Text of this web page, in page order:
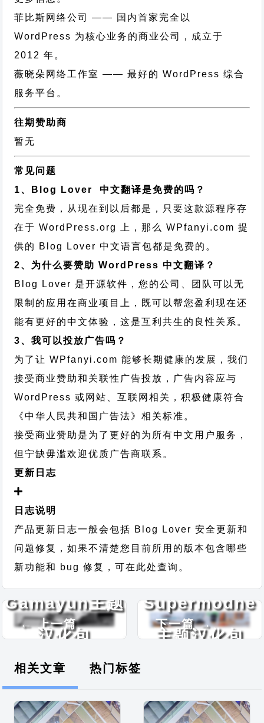
菲比斯网络公司
—— 国内首家完全以
WordPress 为核心业务的商业公司，成立于
2012 年。
薇晓朵网络工作室 —— 最好的 WordPress 综合
服务平台。
往期赞助商
暂无
常见问题
1、Blog Lover 中文翻译是免费的吗？
完全免费，从现在到以后都是，只要这款源程序存
在于 WordPress.org 上，那么 WPfanyi.com 提
供的 Blog Lover 中文语言包都是免费的。
2、为什么要赞助 WordPress 中文翻译？
Blog Lover 是开源软件，您的公司、团队可以无
限制的应用在商业项目上，既可以帮您盈利现在还
能有更好的中文体验，这是互利共生的良性关系。
3、我可以投放广告吗？
为了让 WPfanyi.com 能够长期健康的发展，我们
接受商业赞助和关联性广告投放，广告内容应与
WordPress 或网站、互联网相关，积极健康符合
《中华人民共和国广告法》相关标准。
接受商业赞助是为了更好的为所有中文用户服务，
但宁缺毋滥欢迎优质广告商联系。
更新日志
日志说明
产品更新日志一般会包括 Blog Lover 安全更新和
问题修复，如果不清楚您目前所用的版本包含哪些
新功能和 bug 修复，可在此处查询。
← 上一篇
Gamayun主题
汉化包
下一篇 →
Supermodne
主题汉化包
相关文章 热门标签